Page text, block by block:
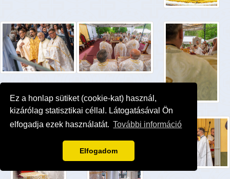
Ez a honlap sütiket (cookie-kat) használ,
kizárólag statisztikai céllal. Látogatásával Ön
elfogadja ezek használatát. További információ
Elfogadom